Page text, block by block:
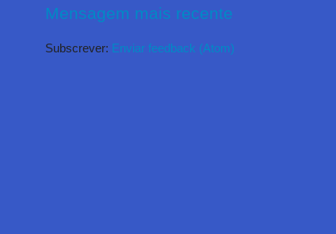
Mensagem mais recente
Subscrever: Enviar feedback (Atom)